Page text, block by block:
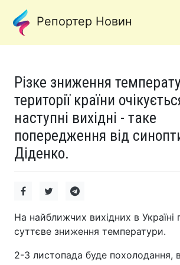
Репортер Новин
Різке зниження
території країни
наступні вихідні - таке
попередження від
Діденко.
На найближчих вихідних в Україні
суттєве зниження температури.
2-3 листопада буде похолодання,